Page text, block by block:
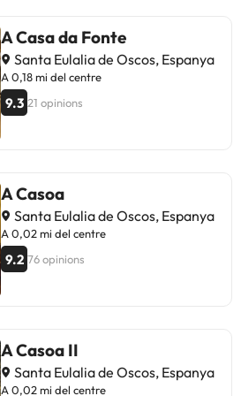
A Casa da Fonte
Santa Eulalia de Oscos, Espanya
A 0,18 mi del centre
9.3 21 opinions
A Casoa
Santa Eulalia de Oscos, Espanya
A 0,02 mi del centre
9.2 76 opinions
A Casoa II
Santa Eulalia de Oscos, Espanya
A 0,02 mi del centre